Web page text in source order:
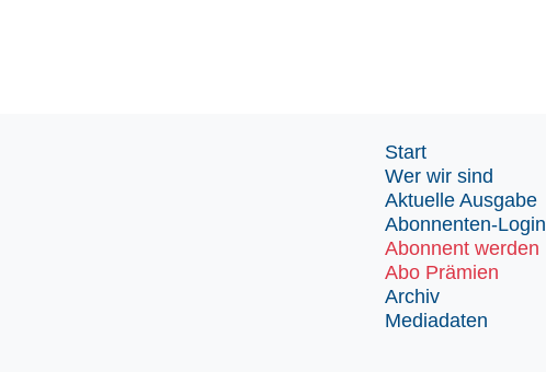
Start
Wer wir sind
Aktuelle Ausgabe
Abonnenten-Login
Abonnent werden
Abo Prämien
Archiv
Mediadaten